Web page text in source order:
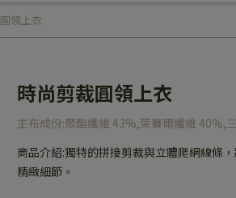
領上衣
時尚剪裁圓領上衣
主布成份:聚酯纖維 43%,萊賽爾纖維 40%,
商品介紹:獨特的拼接剪裁與立體爬網線條
精緻細節。